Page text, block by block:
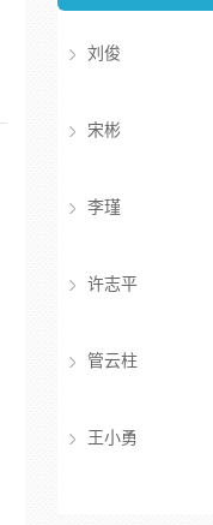
刘俊
宋彬
李瑾
许志平
管云柱
王小勇